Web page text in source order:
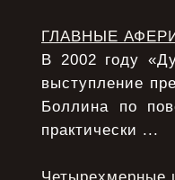
ГЛАВНЫЕ
В 2002 году
выступление
Боллина по
практически ...
Четырехмерные